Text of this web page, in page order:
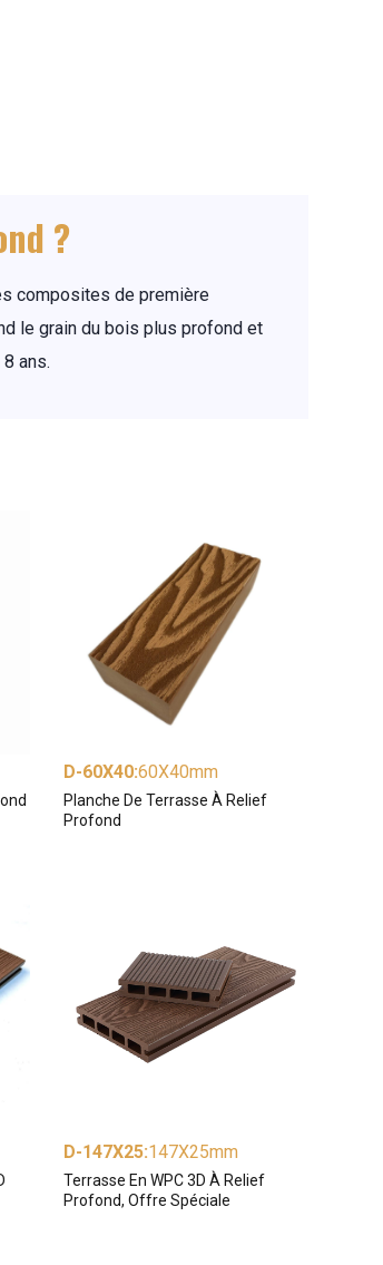
?
composites de première
le grain du bois plus profond et
ans.
D-60X40:60X40mm
Planche De Terrasse À Relief
Profond
D-147X25:147X25mm
Terrasse En WPC 3D À Relief
Profond, Offre Spéciale